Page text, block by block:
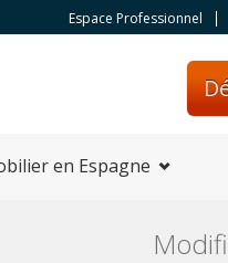
Espace Professionnel
en Espagne